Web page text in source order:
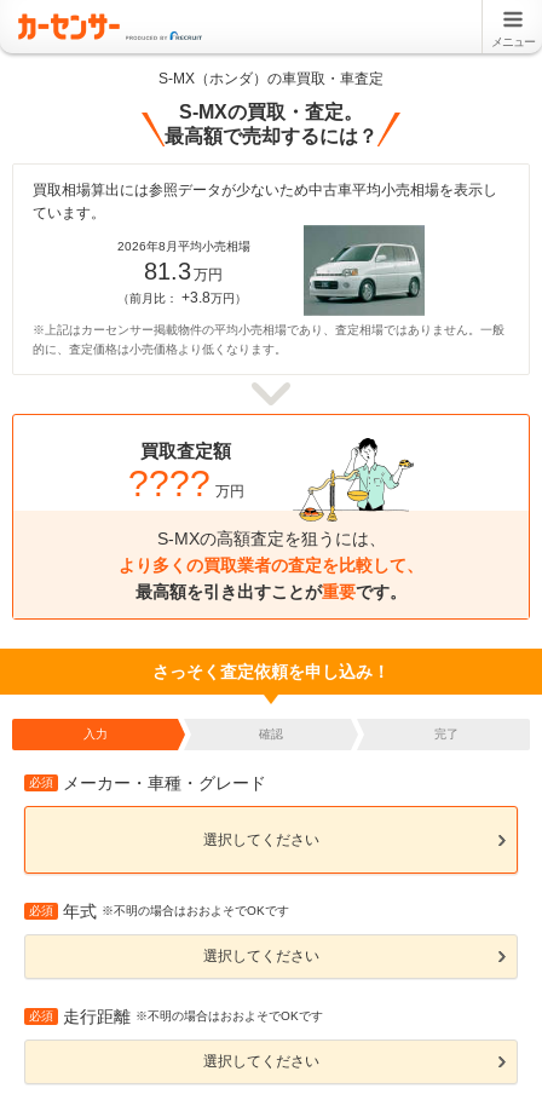
メニュー
S-MX（ホンダ）の車買取・車査定
S-MXの買取・査定。
最高額で売却するには？
買取相場算出には参照データが少ないため中古車平均小売相場を表示し
ています。
2026年8月平均小売相場
81.3万円
（前月比： +3.8万円）
※上記はカーセンサー掲載物件の平均小売相場であり、査定相場ではありません。一般
的に、査定価格は小売価格より低くなります。
買取査定額
???? 万円
S-MXの高額査定を狙うには、
より多くの買取業者の査定を比較して、
最高額を引き出すことが重要です。
さっそく査定依頼を申し込み！
入力 確認 完了
必須 メーカー・車種・グレード
選択してください
必須 年式 ※不明の場合はおおよそでOKです
選択してください
必須 走行距離 ※不明の場合はおおよそでOKです
選択してください